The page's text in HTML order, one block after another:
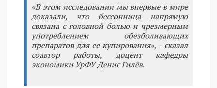
«В этом исследовании мы впервые в мире
доказали, что бессонница напрямую
связана с головной болью и чрезмерным
употреблением обезболивающих
препаратов для ее купирования», - сказал
соавтор работы, доцент кафедры
экономики УрФУ Денис Гилёв.